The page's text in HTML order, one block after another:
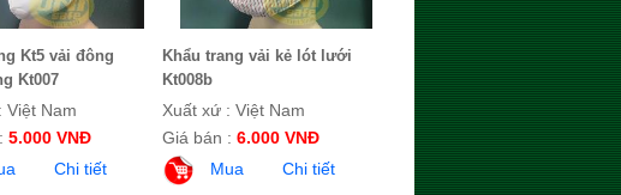
Kt5 vải đông
Kt007
Việt Nam
5.000 VNĐ
Chi tiết
Khẩu trang vải kẻ lót lưới
Kt008b
Xuất xứ : Việt Nam
Giá bán : 6.000 VNĐ
Mua
Chi tiết